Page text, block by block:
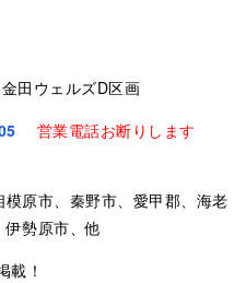
田ウェルズD区画
営業電話お断りします
原市、秦野市、愛甲郡、海老
勢原市、他
載！